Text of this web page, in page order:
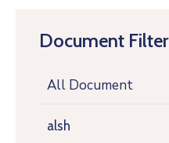
Document Filter
All Document
alsh